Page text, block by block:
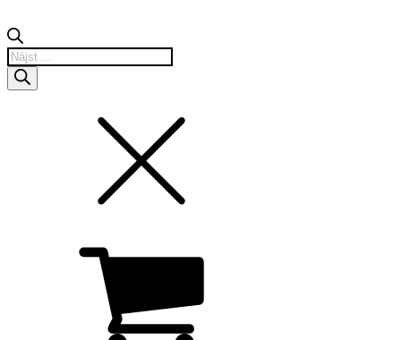
Products
search